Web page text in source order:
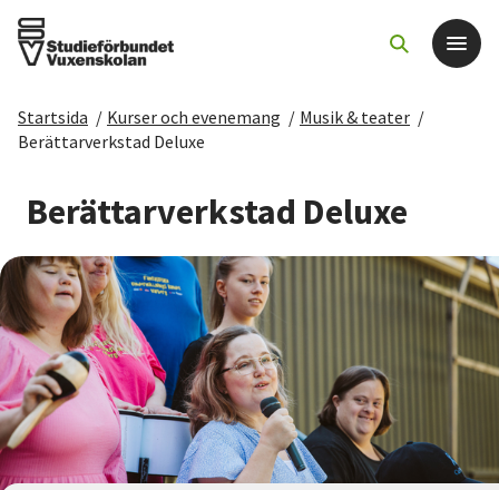
Det här gör vi
För dig som
Sök kurser och evenemang
Om SV
Starta studiecirkel
Cirkelledare
Startsida / Kurser och evenemang / Musik & teater /
Berättarverkstad Deluxe
Berättarverkstad Deluxe